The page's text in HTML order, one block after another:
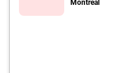
Montreal